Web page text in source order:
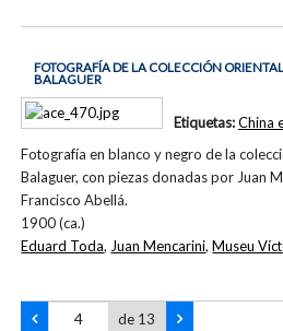
FOTOGRAFÍA DE LA COLECCIÓN
BALAGUER
Fotografía en blanco y negro de la
Balaguer, con piezas donadas por Juan
Francisco Abellá.
1900 (ca.)
Etiquetas:China
Eduard Toda, Juan Mencarini,Museu
de 13